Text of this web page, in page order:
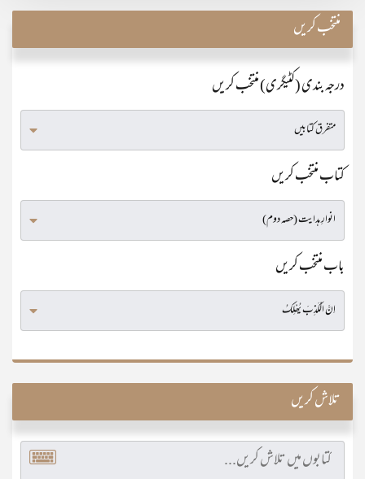
منتخب کریں
درجہ بندی (کٹیگری) منتخب کریں
کتاب منتخب کریں
باب منتخب کریں
تلاش کریں